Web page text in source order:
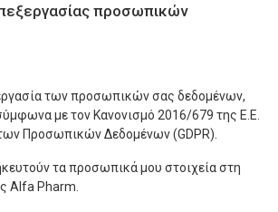
προσωπικών
των προσωπικών σας δεδομένων,
με τον Κανονισμό 2016/679 της Ε.Ε.
Προσωπικών Δεδομένων (GDPR).
τα προσωπικά μου στοιχεία στη
Alfa Pharm.